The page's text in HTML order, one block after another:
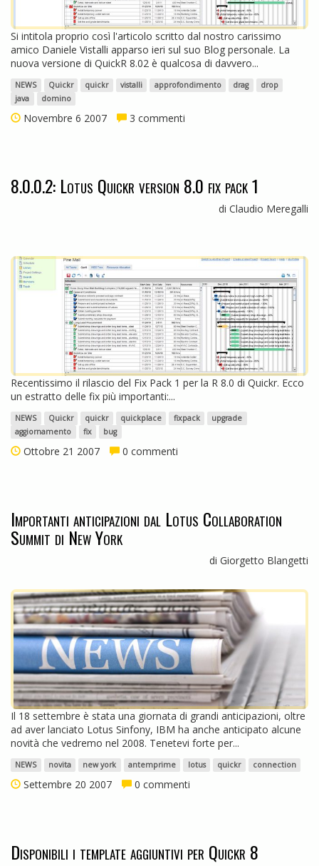
Si intitola proprio così l'articolo scritto dal nostro carissimo
amico Daniele Vistalli apparso ieri sul suo Blog personale. La
nuova versione di QuickR 8.02 è qualcosa di davvero...
NEWS Quickr quickr vistalli approfondimento drag
drop
java
domino
Novembre 6 2007 3 commenti
8.0.0.2: Lotus Quickr version 8.0 fix pack 1
di Claudio Meregalli
Recentissimo il rilascio del Fix Pack 1 per la R 8.0 di Quickr. Ecco
un estratto delle fix più importanti:...
NEWS Quickr quickr quickplace fixpack
upgrade
aggiornamento
fix bug
Ottobre 21 2007 0 commenti
Importanti anticipazioni dal Lotus Collaboration
Summit di New York
di Giorgetto Blangetti
Il 18 settembre è stata una giornata di grandi anticipazioni, oltre
ad aver lanciato Lotus Sinfony, IBM ha anche anticipato alcune
novità che vedremo nel 2008. Tenetevi forte per...
NEWS novita new york antemprime lotus quickr connection
Settembre 20 2007 0 commenti
Disponibili i template aggiuntivi per Quickr 8